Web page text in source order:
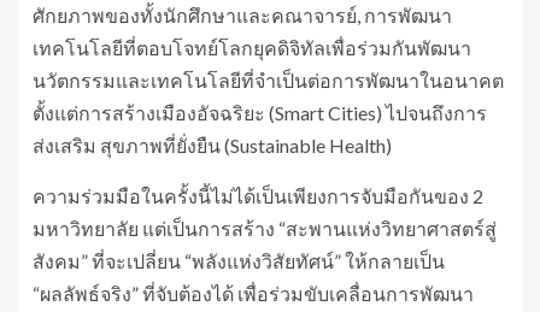
ศักยภาพของทั้งนักศึกษาและคณาจารย์, การพัฒนา
เทคโนโลยีที่ตอบโจทย์โลกยุคดิจิทัลเพื่อร่วมกันพัฒนา
นวัตกรรมและเทคโนโลยีที่จำเป็นต่อการพัฒนาในอนาคต
ตั้งแต่การสร้างเมืองอัจฉริยะ (Smart Cities) ไปจนถึงการ
ส่งเสริม สุขภาพที่ยั่งยืน (Sustainable Health)
ความร่วมมือในครั้งนี้ไม่ได้เป็นเพียงการจับมือกันของ 2
มหาวิทยาลัย แต่เป็นการสร้าง “สะพานแห่งวิทยาศาสตร์สู่
สังคม” ที่จะเปลี่ยน “พลังแห่งวิสัยทัศน์” ให้กลายเป็น
“ผลลัพธ์จริง” ที่จับต้องได้ เพื่อร่วมขับเคลื่อนการพัฒนา